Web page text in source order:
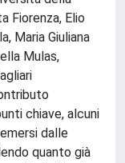
Fiorenza, Elio
Maria Giuliana
Mulas,
chiave, alcuni
dalle
quanto già